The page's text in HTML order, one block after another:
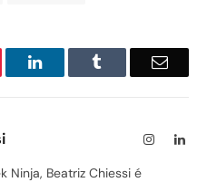
LinkedIn Email
Instagram
Ninja, Beatriz Chiessi é